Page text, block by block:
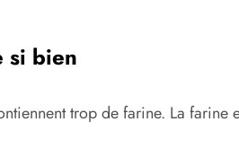
si bien
trop de farine. La